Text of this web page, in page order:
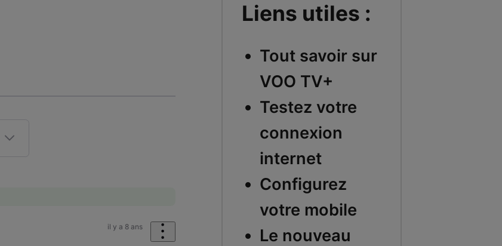
il y a 8 ans
Liens utiles :
Tout savoir sur
VOO TV+
Testez votre
connexion
internet
Configurez
votre mobile
Le nouveau